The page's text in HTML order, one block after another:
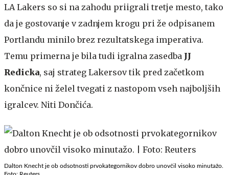
LA Lakers so si na zahodu priigrali tretje mesto, tako
da je gostovanje v zadnjem krogu pri že odpisanem
Portlandu minilo brez rezultatskega imperativa.
Temu primerna je bila tudi igralna zasedba JJ
Redicka, saj strateg Lakersov tik pred začetkom
končnice ni želel tvegati z nastopom vseh najboljših
igralcev. Niti Dončića.
Dalton Knecht je ob odsotnosti prvokategornikov dobro unovčil visoko minutažo.
Foto: Reuters